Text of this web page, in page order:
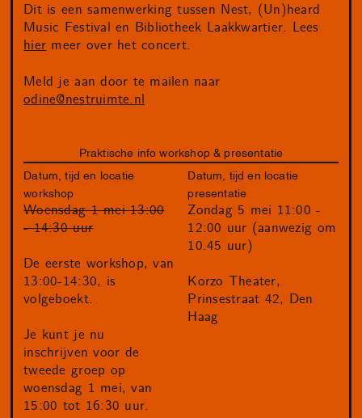
Dit is een samenwerking tussen Nest, (Un)heard
Music Festival en Bibliotheek Laakkwartier. Lees
hier meer over het concert.
Meld je aan door te mailen naar
odine@nestruimte.nl
Praktische info workshop & presentatie
Datum, tijd en locatie
workshop
Woensdag 1 mei 13:00
- 14:30 uur
De eerste workshop, van
13:00-14:30, is
volgeboekt.
Je kunt je nu
inschrijven voor de
tweede groep op
woensdag 1 mei, van
15:00 tot 16:30 uur.
Datum, tijd en locatie
presentatie
Zondag 5 mei 11:00 -
12:00 uur (aanwezig om
10.45 uur)
Korzo Theater,
Prinsestraat 42, Den
Haag